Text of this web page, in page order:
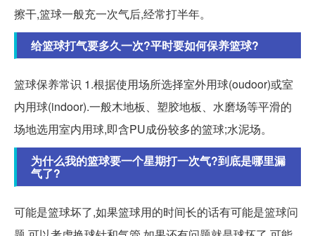
擦干,篮球一般充一次气后,经常打半年。
给篮球打气要多久一次?平时要如何保养篮球?
篮球保养常识 1.根据使用场所选择室外用球(oudoor)或室
内用球(indoor).一般木地板、塑胶地板、水磨场等平滑的
场地选用室内用球,即含PU成份较多的篮球;水泥场。
为什么我的篮球要一个星期打一次气?到底是哪里漏
气了?
可能是篮球坏了,如果篮球用的时间长的话有可能是篮球问